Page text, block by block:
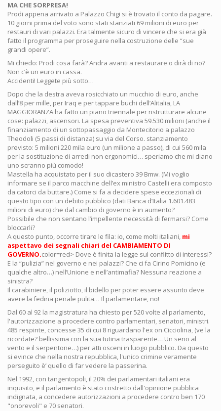
MA CHE SORPRESA!
Prodi appena arrivato a Palazzo Chigi si è trovato il conto da pagare.
10 giorni prima del voto sono stati stanziati 69 milioni di euro per
restauri di vari palazzi. Era talmente sicuro di vincere che si era già
fatto il programma per proseguire nella costruzione delle “sue
grandi opere”.
Mi chiedo: Prodi cosa farà? Andra avanti a restaurare o dirà di no?
Non c’è un euro in cassa.
Accidenti! Leggete più sotto…
Dopo che la destra aveva rosicchiato un mucchio di euro, anche
dall’8 per mille, per Iraq e per tappare buchi dell’Alitalia, LA
MAGGIORANZA ha fatto un piano triennale per ristrutturare alcune
cose: palazzi, ascensori. La spesa preventiva 59.530 milioni (anche il
finanziamento di un sottopassaggio da Montecitorio a palazzo
Theodoli (5 passi di distanza) su via del Corso. stanziamento
previsto: 5 milioni 220 mila euro (un milione a passo), di cui 560 mila
per la sostituzione di arredi non ergonomici… speriamo che mi diano
uno scranno più comodo!
Mastella ha acquistato per il suo dicastero 39 Bmw. (Mi voglio
informare se il parco macchine dell’ex ministro Castelli era composto
da catorci da buttare.) Come si fa a decidere spese eccezionali di
questo tipo con un debito pubblico (dati Banca d’Italia 1.601.483
milioni di euro) che dal cambio di governo è in aumento?
Possibile che non sentano l’impellente necessità di fermarsi? Come
bloccarli?
A questo punto, occorre tirare le fila: io, come molti italiani, mi
aspettavo dei segnali chiari del CAMBIAMENTO DI
GOVERNO.color=red> Dove è finita la legge sul conflitto di interessi?
E la “pulizia” nel governo e nei palazzi? Che ci fa Cirino Pomicino (e
qualche altro…) nell’Unione e nell’antimafia? Nessuna reazione a
sinistra?
Il carabiniere, il poliziotto, il bidello per poter essere assunto deve
avere la fedina penale pulita… Il parlamentare, no!
Dal 60 al 92 la magistratura ha chiesto per 520 volte al parlamento,
l'autorizzazione a procedere contro parlamentari, senatori, ministri.
485 respinte, concesse 35 di cui 8 riguardano l'ex on.Cicciolina, (ve la
ricordate? bellissima con la sua tutina trasparente… Un seno al
vento e il serpentone…) per atti osceni in luogo pubblico. Da questo
si evince che nella nostra repubblica, l'unico crimine veramente
perseguito è’ quello di far vedere la passerina.
Nel 1992, con tangentopoli, il 20% dei parlamentari italiani era
inquisito, e il parlamento è stato costretto dall'opinione pubblica
indignata, a concedere autorizzazioni a procedere contro ben 170
"onorevoli" e 70 senatori.